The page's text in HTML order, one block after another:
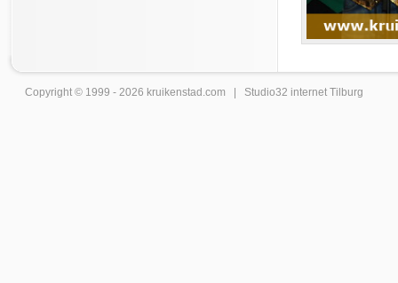
Copyright © 1999 - 2026 kruikenstad .com | Studio32 internet Tilburg